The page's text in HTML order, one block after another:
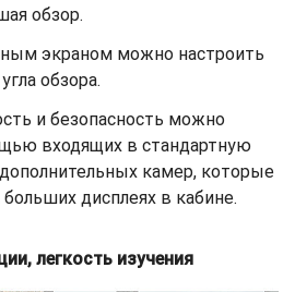
обзор.
экраном можно настроить
обзора.
и безопасность можно
входящих в стандартную
камер, которые
дисплеях в кабине.
легкость изучения